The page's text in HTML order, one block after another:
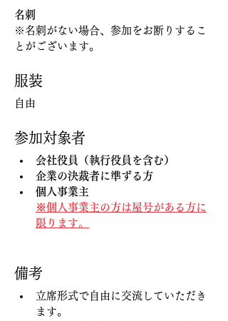
名刺
※名刺がない場合、参加をお断りするこ
とがございます。
服装
自由
参加対象者
会社役員（執行役員を含む）
企業の決裁者に準ずる方
個人事業主
※個人事業主の方は屋号がある方に
限ります。
備考
立席形式で自由に交流していただき
ます。